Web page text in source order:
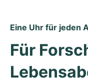
Eine Uhr für jeden
Für